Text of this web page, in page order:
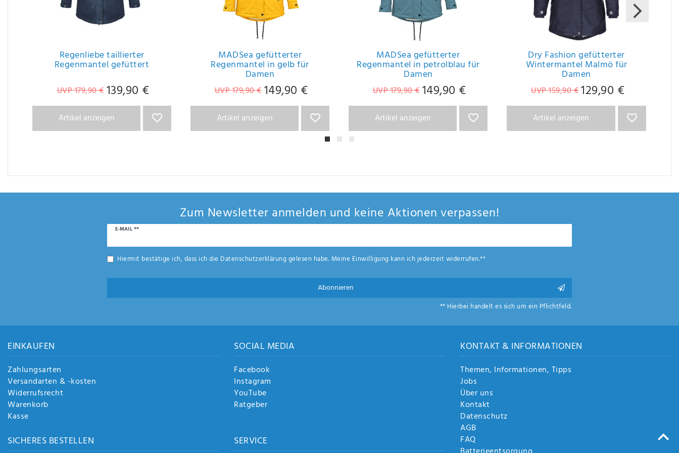
Regenliebe taillierter
Regenmantel gefüttert
UVP 179,90 € 139,90 €
Artikel anzeigen
MADSea gefütterter
Regenmantel in gelb für
Damen
UVP 179,90 € 149,90 €
Artikel anzeigen
MADSea gefütterter
Regenmantel in petrolblau für
Damen
UVP 179,90 €149,90 €
Artikel anzeigen
Dry Fashion gefütterter
Wintermantel Malmö für
Damen
UVP 159,90 €129,90 €
Artikel anzeigen
Zum Newsletter anmelden und keine Aktionen verpassen!
E-MAIL **
Newsletter
Hiermit bestätige ich, dass ich die Daten­schutz­erklärunggelesen habe. Meine Einwilligung kann ich jederzeit widerrufen.**
Abonnieren
** Hierbei handelt es sich um ein Pflichtfeld.
EINKAUFEN
Zahlungsarten
Versandarten & -kosten
Widerrufsrecht
Warenkorb
Kasse
SICHERES BESTELLEN
SOCIAL MEDIA
Facebook
Instagram
YouTube
Ratgeber
SERVICE
KONTAKT & INFORMATIONEN
Themen, Informationen, Tipps
Jobs
Über uns
Kontakt
Datenschutz
AGB
FAQ